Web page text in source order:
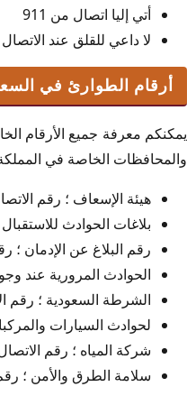
أتي إليا اتصال من 911
لا داعي للقلق عند الاتصال بكم من رقم 911 والذي يعتبر من الأرقام وهي
أرقام الطوارئ في
يمكنكم معرفة جميع الأرقام
والمحافظات الخاصة في
هيئة الإسعاف ؛ رقم الاتصال :
بلاغات الحوادث للاستقبال
رقم البلاغ عن الإدمان ؛ رقم
الحوادث المرورية عند
الشرطة السعودية ؛ رقم
لحوادث السيارات والمركبات
شركة المياه ؛ رقم الاتصال :
سلامة الطرق والأمن ؛ رقم